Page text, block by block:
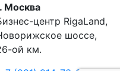
Москва
центр RigaLand,
шоссе,
ой км.